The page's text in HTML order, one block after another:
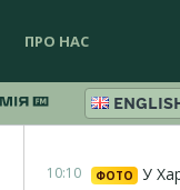
ПРО НАС
10:10 ФОТО
У